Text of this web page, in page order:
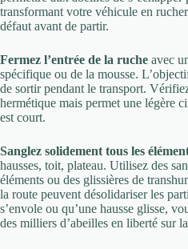
transformant votre véhicule en
défaut avant de partir.
Fermez l’entrée de la ruche avec
spécifique ou de la mousse.
de sortir pendant le transport.
hermétique mais permet une légère
est court.
Sanglez solidement tous les
hausses, toit, plateau. Utilisez des
éléments ou des glissières de
la route peuvent désolidariser les
s’envole ou qu’une hausse glisse,
des milliers d’abeilles en liberté sur